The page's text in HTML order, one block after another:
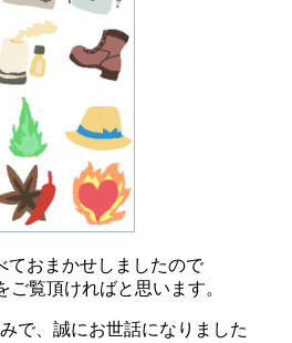
ておまかせしましたので
ご覧頂ければと思います。
で、誠にお世話になりました